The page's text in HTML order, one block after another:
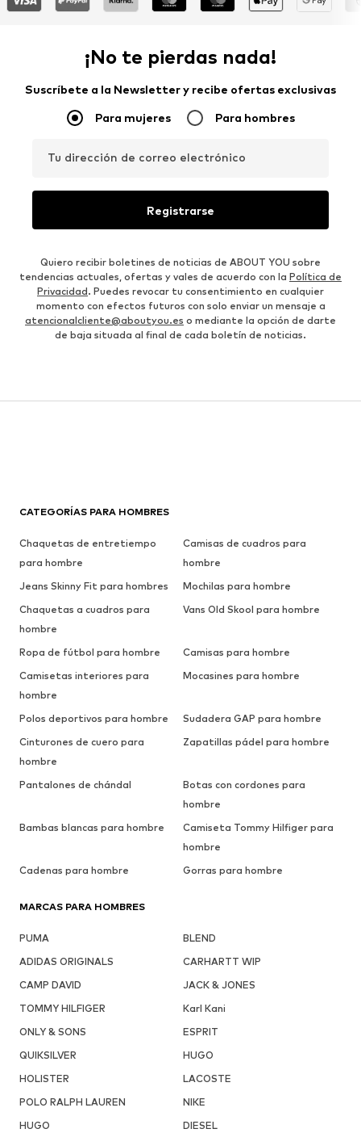
¡No te pierdas nada!
Suscríbete a la Newsletter y recibe ofertas exclusivas
Para mujeres Para hombres
Tu dirección de correo electrónico
Registrarse
Quiero recibir boletines de noticias de ABOUT YOU sobre
tendencias actuales, ofertas y vales de acuerdo con la Política de
Privacidad. Puedes revocar tu consentimiento en cualquier
momento con efectos futuros con solo enviar un mensaje a
atencionalcliente@aboutyou.es o mediante la opción de darte
de baja situada al final de cada boletín de noticias.
CATEGORÍAS PARA HOMBRES
Chaquetas de entretiempo
para hombre
Camisas de cuadros para
hombre
Jeans Skinny Fit para hombres
Mochilas para hombre
Chaquetas a cuadros para
hombre
Vans Old Skool para hombre
Ropa de fútbol para hombre
Camisas para hombre
Camisetas interiores para
hombre
Mocasines para hombre
Polos deportivos para hombre
Sudadera GAP para hombre
Cinturones de cuero para
hombre
Zapatillas pádel para hombre
Pantalones de chándal
Botas con cordones para
hombre
Bambas blancas para hombre
Camiseta Tommy Hilfiger para
hombre
Cadenas para hombre
Gorras para hombre
MARCAS PARA HOMBRES
PUMA
BLEND
ADIDAS ORIGINALS
CARHARTT WIP
CAMP DAVID
JACK & JONES
TOMMY HILFIGER
Karl Kani
ONLY & SONS
ESPRIT
QUIKSILVER
HUGO
HOLISTER
LACOSTE
POLO RALPH LAUREN
NIKE
HUGO
DIESEL